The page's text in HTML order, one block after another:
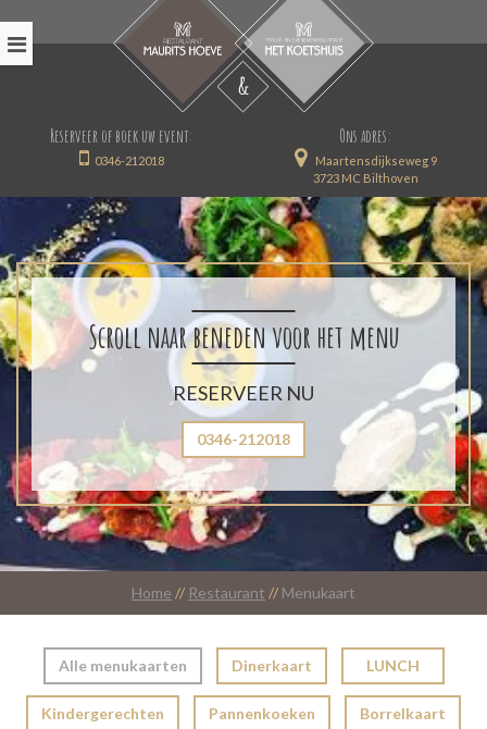
Reserveer of boek uw event:
0346-212018
Ons adres:
Maartensdijkseweg 9
3723 MC Bilthoven
Scroll naar beneden voor het menu
RESERVEER NU
0346-212018
Home // Restaurant // Menukaart
Alle menukaarten Dinerkaart LUNCH
Kindergerechten Pannenkoeken Borrelkaart